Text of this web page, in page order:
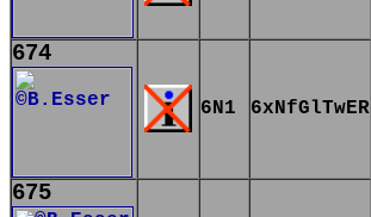
674
6N1 6xNfGlTwER
675